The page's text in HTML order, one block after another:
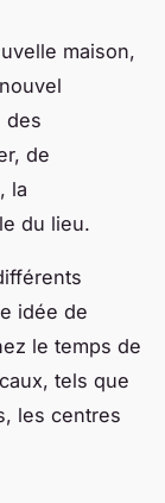
maison,
des
de
la
du lieu.
idée de
le temps de
tels que
les centres